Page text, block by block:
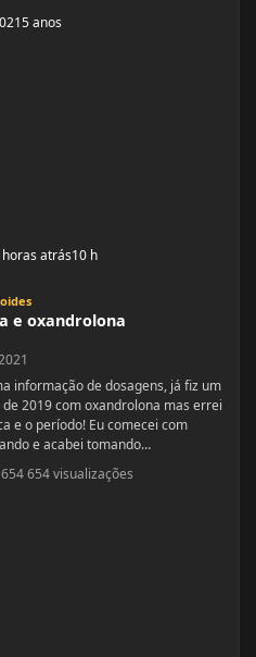
5 anos
horas atrás10 h
e oxandrolona
2019 com oxandrolona mas errei
e o período! Eu comecei com
e acabei tomando
errado foram 4 semanas tive
já treinava na época a 4 anos já
654 visualizações